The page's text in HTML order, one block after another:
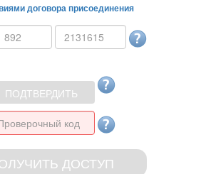
договора присоединения